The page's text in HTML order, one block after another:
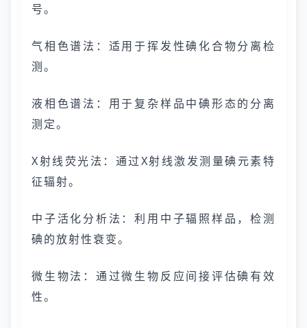
号。
气相色谱法：适用于挥发性碘化合物分离检
测。
液相色谱法：用于复杂样品中碘形态的分离
测定。
X射线荧光法：通过X射线激发测量碘元素特
征辐射。
中子活化分析法：利用中子辐照样品，检测
碘的放射性衰变。
微生物法：通过微生物反应间接评估碘有效
性。